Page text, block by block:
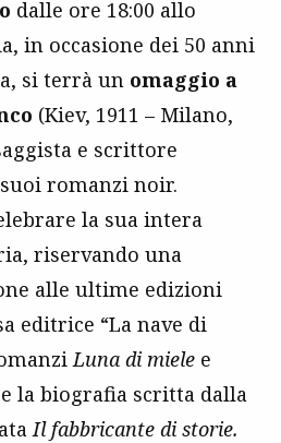
dalle ore 18:00 allo
in occasione dei 50 anni
si terrà un omaggio a
(Kiev, 1911 – Milano,
e scrittore
romanzi noir.
la sua intera
riservando una
alle ultime edizioni
editrice “La nave di
Luna di miele e
e la biografia scritta dalla
Il fabbricante di storie.